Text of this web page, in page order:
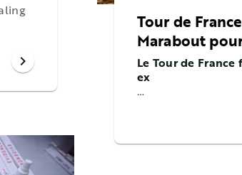
chevron_right
Tour de
Marabout
Le Tour de
ex
…